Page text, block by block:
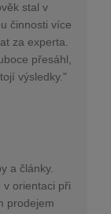
stal v
činnosti více
za experta.
přesáhl,
výsledky."
a články.
orientaci při
prodejem